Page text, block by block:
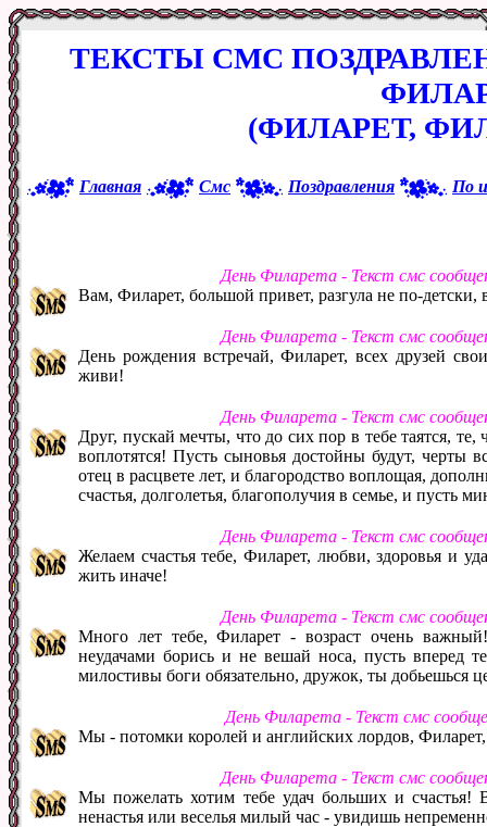
ТЕКСТЫ СМС
(ФИЛАРЕТ,
Главная Смс Поздравления По
День Филарета - Текст смс
Вам, Филарет, большой привет, разгула не по-
День Филарета - Текст смс
День рождения встречай, Филарет, всех друзей
живи!
День Филарета - Текст смс
Друг, пускай мечты, что до сих пор в тебе таятся,
воплотятся! Пусть сыновья достойны будут, черты
отец в расцвете лет, и благородство воплощая,
счастья, долголетья, благополучия в семье, и пусть
День Филарета - Текст смс
Желаем счастья тебе, Филарет, любви, здоровья и
жить иначе!
День Филарета - Текст смс
Много лет тебе, Филарет - возраст очень
неудачами борись и не вешай носа, пусть вперед
милостивы боги обязательно, дружок, ты
День Филарета - Текст смс
Мы - потомки королей и английских лордов,
День Филарета - Текст смс
Мы пожелать хотим тебе удач больших и
ненастья или веселья милый час - увидишь